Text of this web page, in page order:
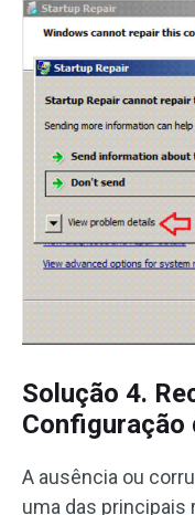
Solução 4.
Configuração
A ausência ou
uma das principais